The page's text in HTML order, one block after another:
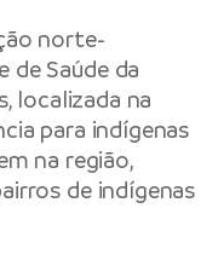
norte-
de Saúde da
localizada na
para indígenas
na região,
de indígenas